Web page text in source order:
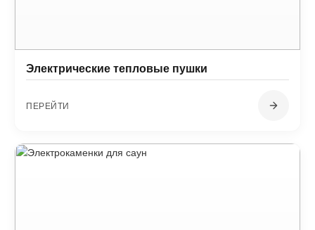
Электрические тепловые пушки
ПЕРЕЙТИ